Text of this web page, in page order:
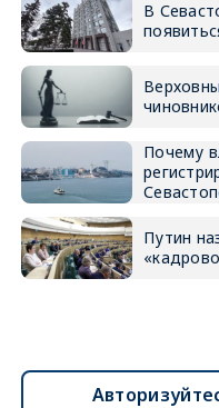
В
Почему
Путин